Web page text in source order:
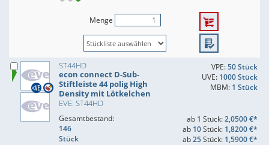
Menge
ST44HD
econ connect D-Sub-
Stiftleiste 44 polig High
Density mit Lötkelchen
EVE: ST44HD
VPE:50 Stück
UVE: 1000 Stück
MBM: 1 Stück
Gesamtbestand:
146
Stück
ab 1 Stück:2,0500 €*
ab 10Stück: 1,8200 €*
ab25Stück: 1,5900 €*